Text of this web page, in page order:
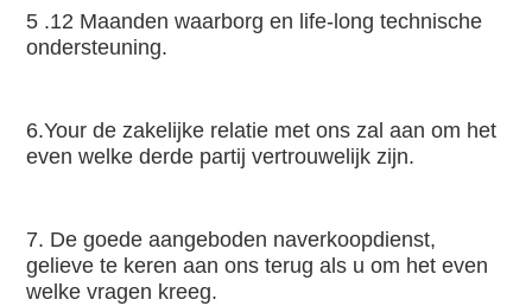
5 .12 Maanden waarborg en life-long technische
ondersteuning.
6.Your de zakelijke relatie met ons zal aan om het
even welke derde partij vertrouwelijk zijn.
7. De goede aangeboden naverkoopdienst,
gelieve te keren aan ons terug als u om het even
welke vragen kreeg.